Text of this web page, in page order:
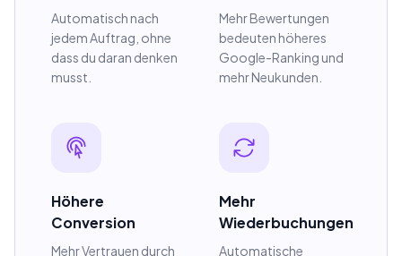
Automatisch nach
jedem Auftrag, ohne
dass du daran denken
musst.
Mehr Bewertungen
bedeuten höheres
Google-Ranking und
mehr Neukunden.
Höhere
Conversion
Mehr Vertrauen durch
Mehr
Wiederbuchungen
Automatische